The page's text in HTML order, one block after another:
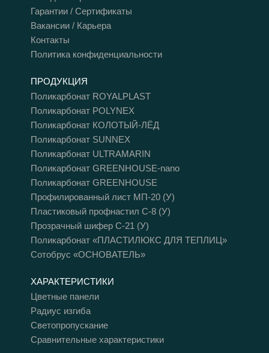
Гарантии / Сертификаты
Вакансии / Карьера
Контакты
Политика конфиденциальности
ПРОДУКЦИЯ
Поликарбонат ROYALPLAST
Поликарбонат POLYNEX
Поликарбонат КОЛОТЫЙ-ЛЁД
Поликарбонат SUNNEX
Поликарбонат ULTRAMARIN
Поликарбонат GREENHOUSE-nano
Поликарбонат GREENHOUSE
Профилированный лист МП-20 (У)
Пластиковый профнастил С-8 (У)
Прозрачный шифер C-21 (У)
Поликарбонат «ПЛАСТИЛЮКС ДЛЯ ТЕПЛИЦ»
Сотобрус «ОСНОВАТЕЛЬ»
ХАРАКТЕРИСТИКИ
Цветные панели
Радиус изгиба
Светопропускание
Сравнительные характеристики